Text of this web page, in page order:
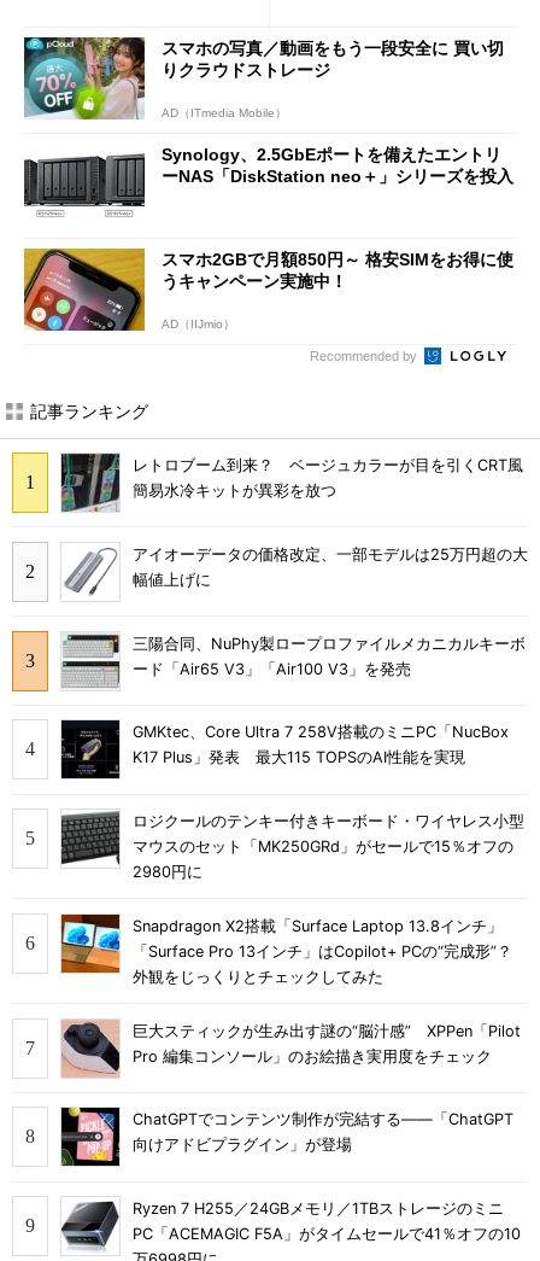
スマホの写真／動画をもう一段安全に 買い切
りクラウドストレージ
AD（ITmedia Mobile）
Synology、2.5GbEポートを備えたエントリ
ーNAS「DiskStation neo＋」シリーズを投入
スマホ2GBで月額850円～ 格安SIMをお得に使
うキャンペーン実施中！
AD（IIJmio）
Recommended by
記事ランキング
レトロブーム到来？ ベージュカラーが目を引くCRT風
簡易水冷キットが異彩を放つ
アイオーデータの価格改定、一部モデルは25万円超の大
幅値上げに
三陽合同、NuPhy製ロープロファイルメカニカルキーボ
ード「Air65 V3」「Air100 V3」を発売
GMKtec、Core Ultra 7 258V搭載のミニPC「NucBox
K17 Plus」発表 最大115 TOPSのAI性能を実現
ロジクールのテンキー付きキーボード・ワイヤレス小型
マウスのセット「MK250GRd」がセールで15％オフの
2980円に
Snapdragon X2搭載「Surface Laptop 13.8インチ」
「Surface Pro 13インチ」はCopilot+ PCの“完成形”？
外観をじっくりとチェックしてみた
巨大スティックが生み出す謎の“脳汁感” XPPen「Pilot
Pro 編集コンソール」のお絵描き実用度をチェック
ChatGPTでコンテンツ制作が完結する――「ChatGPT
向けアドビプラグイン」が登場
Ryzen 7 H255／24GBメモリ／1TBストレージのミニ
PC「ACEMAGIC F5A」がタイムセールで41％オフの10